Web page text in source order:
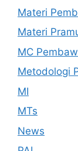
Materi
Materi
MC
Metodologi
MI
MTs
News